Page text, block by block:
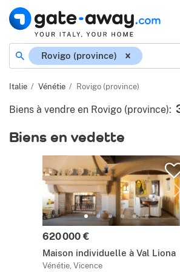
Rovigo (province)
Italie Vénétie Rovigo (province)
Biens à vendre en Rovigo (province):
Biens en vedette
620 000 €
Maison individuelle à Val Liona
Vénétie, Vicence